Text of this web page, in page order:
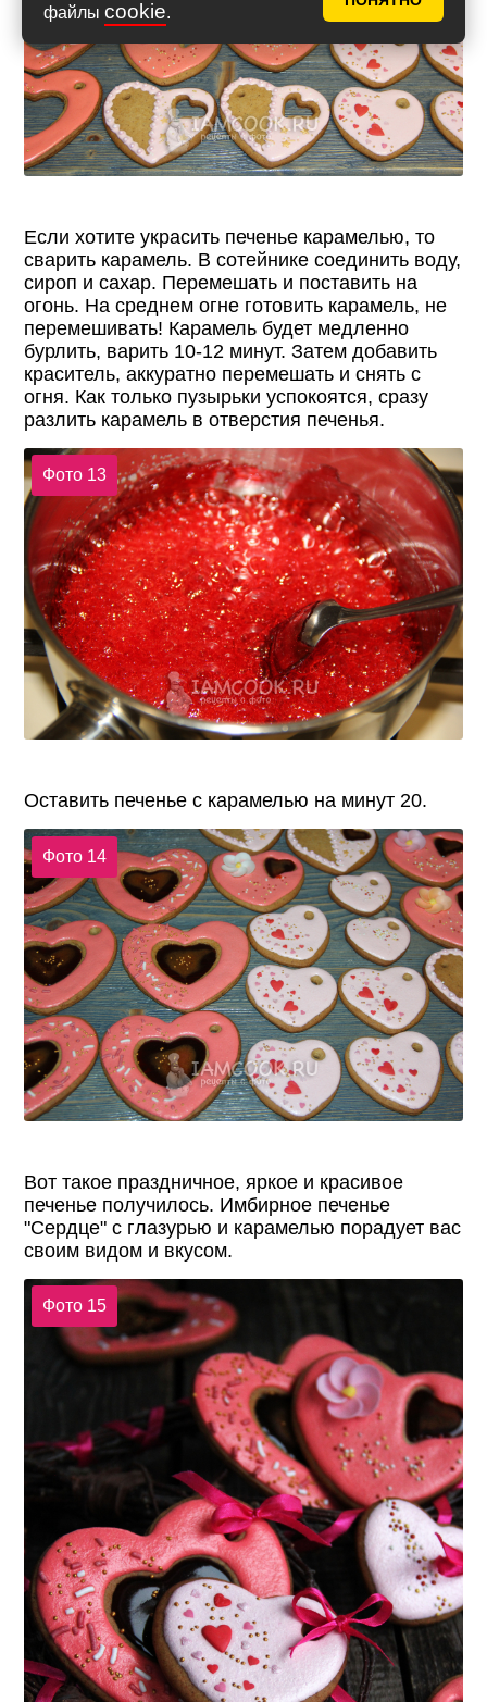
файлы cookie.
Если хотите украсить печенье карамелью, то
сварить карамель. В сотейнике соединить воду,
сироп и сахар. Перемешать и поставить на
огонь. На среднем огне готовить карамель, не
перемешивать! Карамель будет медленно
бурлить, варить 10-12 минут. Затем добавить
краситель, аккуратно перемешать и снять с
огня. Как только пузырьки успокоятся, сразу
разлить карамель в отверстия печенья.
Фото 13
Оставить печенье с карамелью на минут 20.
Фото 14
Вот такое праздничное, яркое и красивое
печенье получилось. Имбирное печенье
"Сердце" с глазурью и карамелью порадует вас
своим видом и вкусом.
Фото 15